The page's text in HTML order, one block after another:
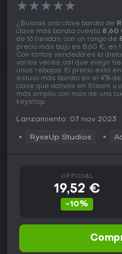
★★★★★
¿Buscas una clave barata de
clave más barata cuesta 8,60
de 16 tiendas, con un rango de
precio más bajo es 8,60 €, en
Con tantos vendedores la
varias veces, así que elegir
unas rebajas. El precio está
estuvo más barato en el 4%
clave que activas en Steam u
más amplio, con más de una
keyshop.
Lanzamiento: 07 nov 2023
RyseUp Studios
OFFICIAL
19,52 €
-10%